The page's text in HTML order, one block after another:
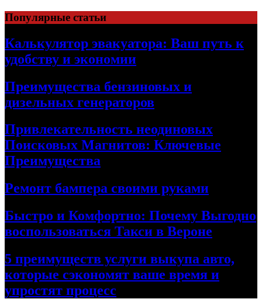
Skip
to
content
Популярные статьи
Калькулятор эвакуатора: Ваш путь к
удобству и экономии
Преимущества бензиновых и
дизельных генераторов
Привлекательность неодиновых
Поисковых Магнитов: Ключевые
Преимущества
Ремонт бампера своими руками
Быстро и Комфортно: Почему Выгодно
воспользоваться Такси в Вероне
5 преимуществ услуги выкупа авто,
которые сэкономят ваше время и
упростят процесс